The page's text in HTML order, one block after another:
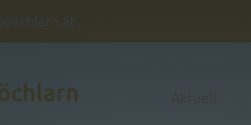
Aktuell